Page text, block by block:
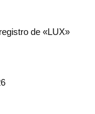
de «LUX»